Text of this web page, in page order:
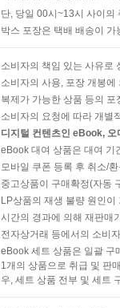
단, 당일 00시~13시 사이의
박스 포장은 택배 배송이
소비자의 책임 있는 사유로
소비자의 사용, 포장 개봉
복제가 가능한 상품 등의
소비자의 요청에 따라 개별
디지털 컨텐츠인 eBook,
eBook 대여 상품은 대여 기
모바일 쿠폰 등록 후 취소/
중고상품이 구매확정(자동
LP상품의 재생 불량 원인
시간의 경과에 의해 재판매
전자상거래 등에서의 소비
eBook 세트 상품은 일괄 구
1개의 상품으로 취급 및 판
우, 세트 상품 전부 및 세트